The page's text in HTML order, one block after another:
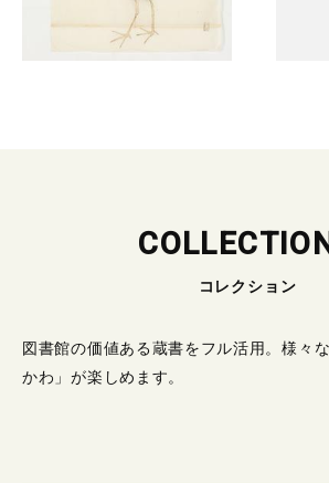
コレクション
図書館の価値ある蔵書をフル活用。様々
かわ」が楽しめます。